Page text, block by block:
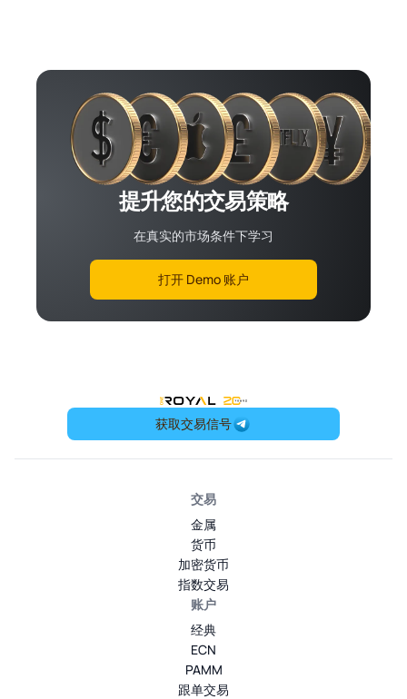
提升您的交易策略
在真实的市场条件下学习
打开 Demo 账户
OneRoyal Home
获取交易信号
交易
金属
货币
加密货币
指数交易
账户
经典
ECN
PAMM
跟单交易